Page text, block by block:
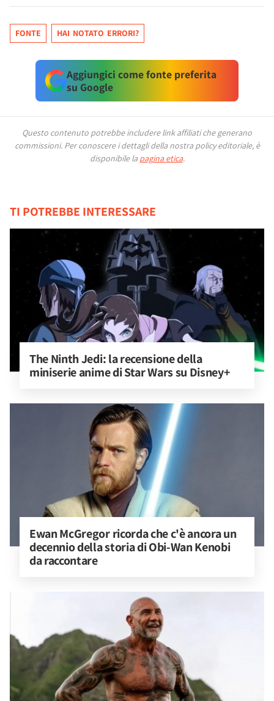
FONTE HAI NOTATO ERRORI?
Aggiungici come fonte preferita
su Google
Questo contenuto potrebbe includere link affiliati che generano
commissioni. Per conoscere i dettagli della nostra policy editoriale, è
disponibile la pagina etica.
TI POTREBBE INTERESSARE
The Ninth Jedi: la recensione della
miniserie anime di Star Wars su Disney+
Ewan McGregor ricorda che c'è ancora un
decennio della storia di Obi-Wan Kenobi
da raccontare